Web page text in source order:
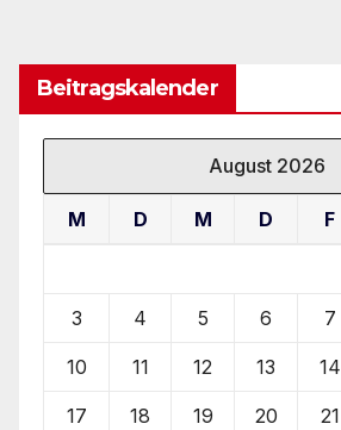
Beitragskalender
August 2026
M D M D F
3 4 5 6 7
10 11 12 13 14
17 18 19 20 21